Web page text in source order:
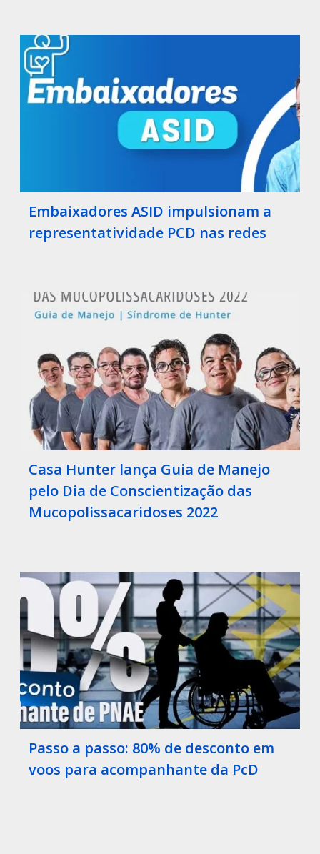
Embaixadores ASID impulsionam a
representatividade PCD nas redes
Casa Hunter lança Guia de Manejo
pelo Dia de Conscientização das
Mucopolissacaridoses 2022
Passo a passo: 80% de desconto em
voos para acompanhante da PcD